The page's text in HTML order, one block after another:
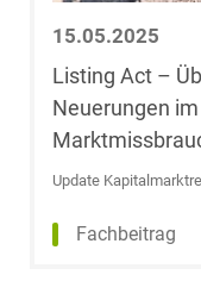
15.05.2025
Listing Act –
Neuerungen
Update
Fachbeitrag